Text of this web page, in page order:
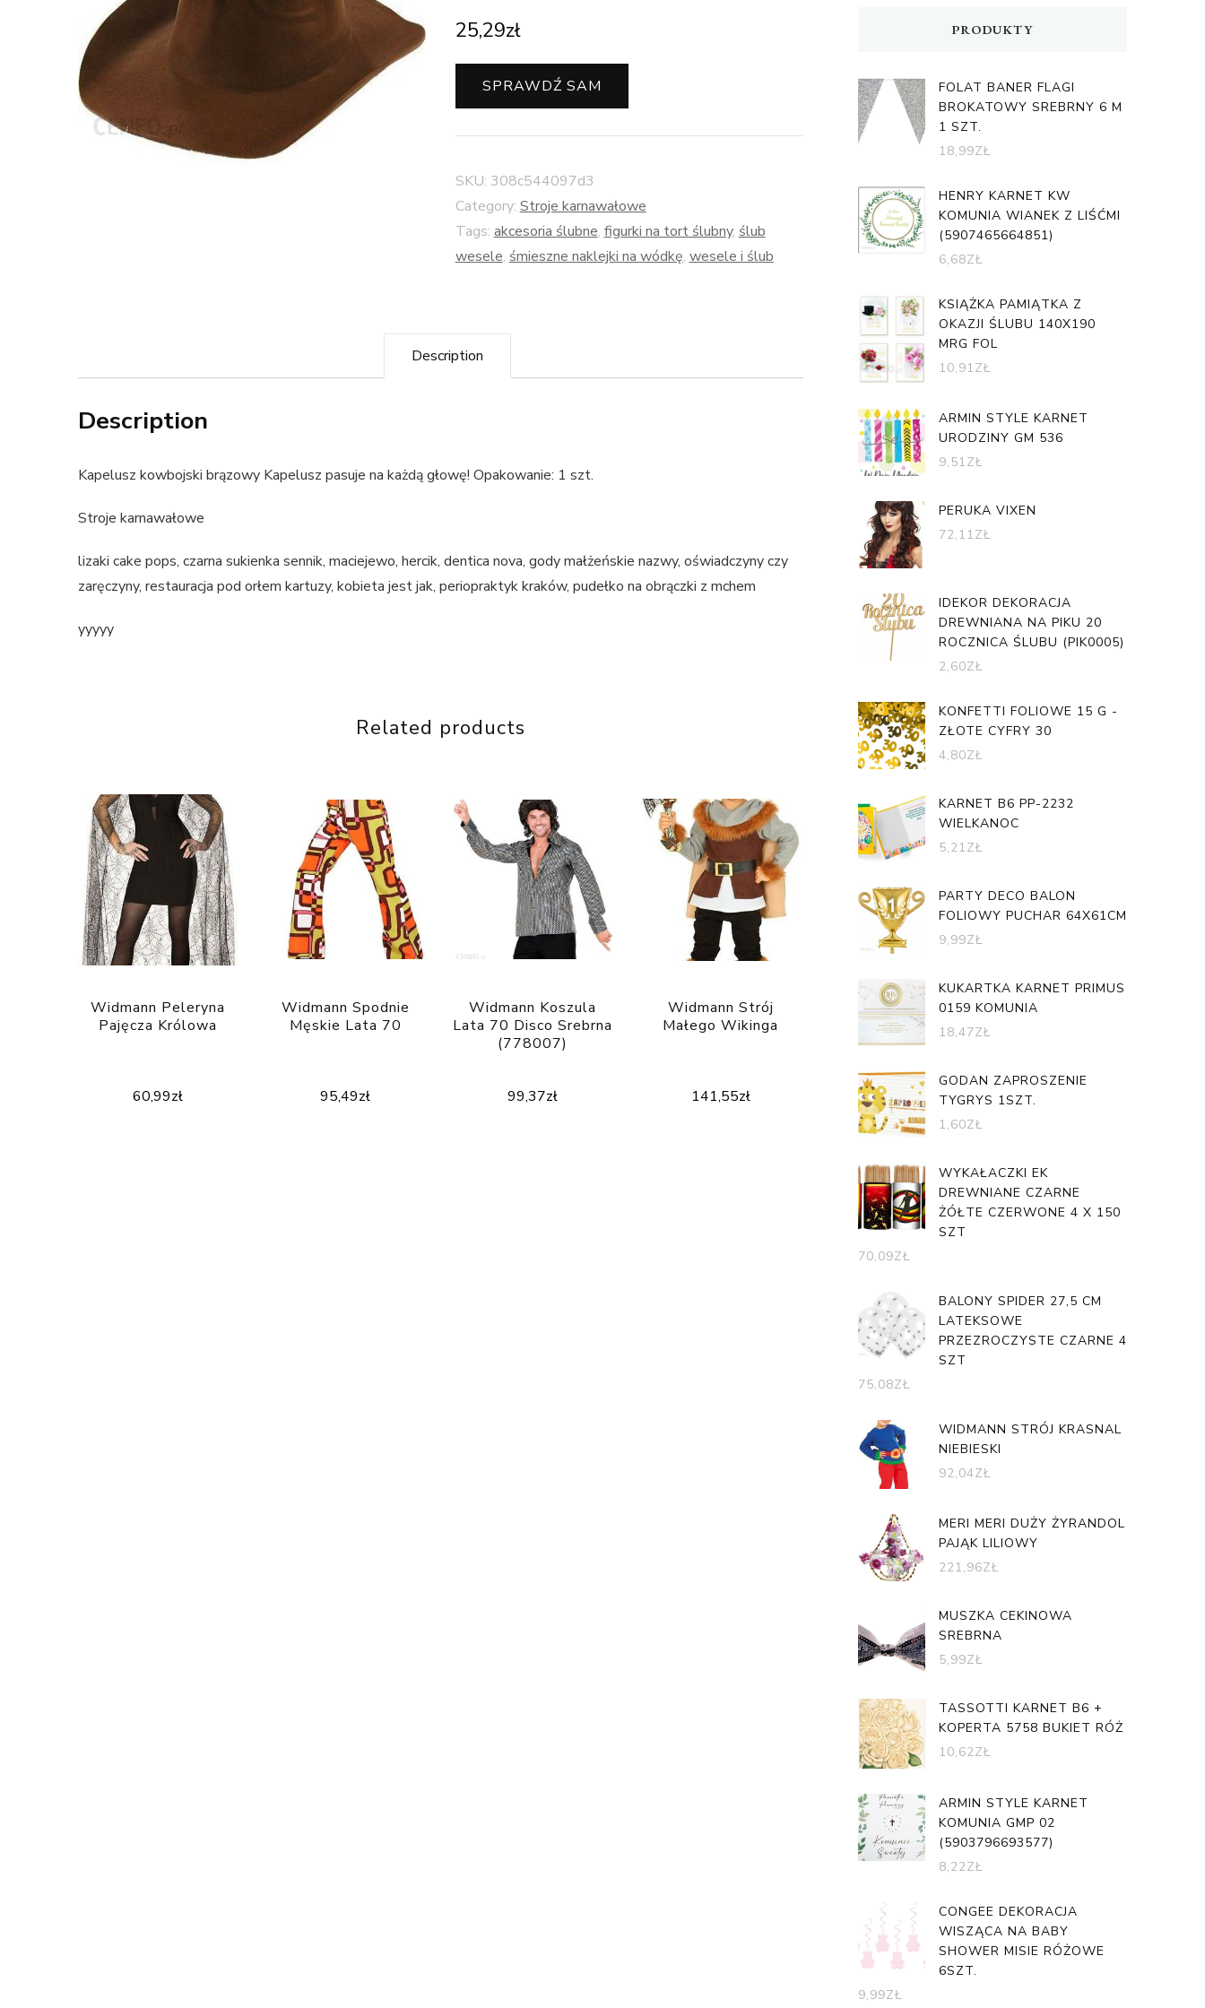
25,29zł
SPRAWDŹ SAM
SKU: 308c544097d3
Category: Stroje karnawałowe
Tags: akcesoria ślubne, figurki na tort ślubny, ślub
wesele, śmieszne naklejki na wódkę, wesele i ślub
Description
Description
Kapelusz kowbojski brązowy Kapelusz pasuje na każdą głowę! Opakowanie: 1 szt.
Stroje karnawałowe
lizaki cake pops, czarna sukienka sennik, maciejewo, hercik, dentica nova, gody małżeńskie nazwy, oświadczyny czy
zaręczyny, restauracja pod orłem kartuzy, kobieta jest jak, periopraktyk kraków, pudełko na obrączki z mchem
yyyyy
Related products
Widmann Peleryna
Pajęcza Królowa
60,99zł
Widmann Spodnie
Męskie Lata 70
95,49zł
Widmann Koszula
Lata 70 Disco Srebrna
(778007)
99,37zł
Widmann Strój
Małego Wikinga
141,55zł
PRODUKTY
FOLAT BANER FLAGI
BROKATOWY SREBRNY 6 M
1 SZT.
18,99ZŁ
HENRY KARNET KW
KOMUNIA WIANEK Z LIŚĆMI
(5907465664851)
6,68ZŁ
KSIĄŻKA PAMIĄTKA Z
OKAZJI ŚLUBU 140X190
MRG FOL
10,91ZŁ
ARMIN STYLE KARNET
URODZINY GM 536
9,51ZŁ
PERUKA VIXEN
72,11ZŁ
IDEKOR DEKORACJA
DREWNIANA NA PIKU 20
ROCZNICA ŚLUBU (PIK0005)
2,60ZŁ
KONFETTI FOLIOWE 15 G -
ZŁOTE CYFRY 30
4,80ZŁ
KARNET B6 PP-2232
WIELKANOC
5,21ZŁ
PARTY DECO BALON
FOLIOWY PUCHAR 64X61CM
9,99ZŁ
KUKARTKA KARNET PRIMUS
0159 KOMUNIA
18,47ZŁ
GODAN ZAPROSZENIE
TYGRYS 1SZT.
1,60ZŁ
WYKAŁACZKI EK
DREWNIANE CZARNE
ŻÓŁTE CZERWONE 4 X 150
SZT
70,09ZŁ
BALONY SPIDER 27,5 CM
LATEKSOWE
PRZEZROCZYSTE CZARNE 4
SZT
75,08ZŁ
WIDMANN STRÓJ KRASNAL
NIEBIESKI
92,04ZŁ
MERI MERI DUŻY ŻYRANDOL
PAJĄK LILIOWY
221,96ZŁ
MUSZKA CEKINOWA
SREBRNA
5,99ZŁ
TASSOTTI KARNET B6 +
KOPERTA 5758 BUKIET RÓŻ
10,62ZŁ
ARMIN STYLE KARNET
KOMUNIA GMP 02
(5903796693577)
8,22ZŁ
CONGEE DEKORACJA
WISZĄCA NA BABY
SHOWER MISIE RÓŻOWE
6SZT.
9,99ZŁ